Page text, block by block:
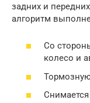
задних и
алгоритм
Со
колесо и